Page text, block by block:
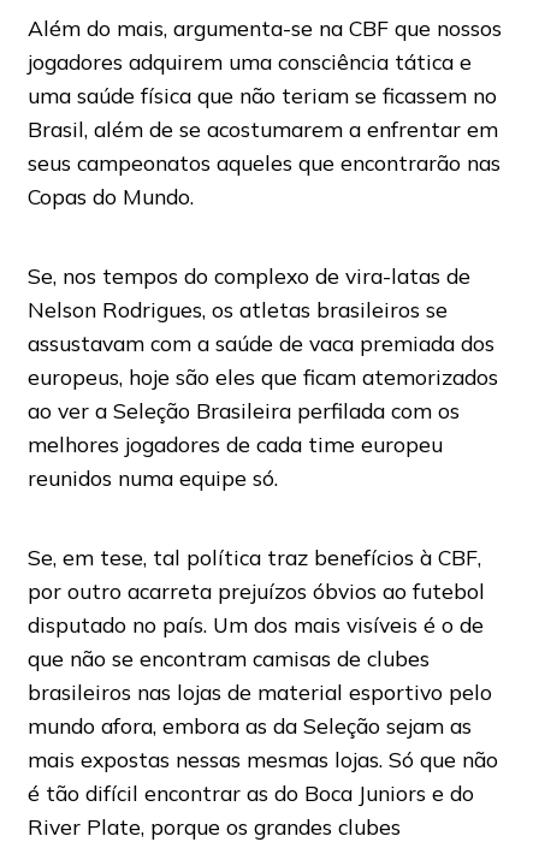
Além do mais, argumenta-se na CBF que nossos
jogadores adquirem uma consciência tática e
uma saúde física que não teriam se ficassem no
Brasil, além de se acostumarem a enfrentar em
seus campeonatos aqueles que encontrarão nas
Copas do Mundo.
Se, nos tempos do complexo de vira-latas de
Nelson Rodrigues, os atletas brasileiros se
assustavam com a saúde de vaca premiada dos
europeus, hoje são eles que ficam atemorizados
ao ver a Seleção Brasileira perfilada com os
melhores jogadores de cada time europeu
reunidos numa equipe só.
Se, em tese, tal política traz benefícios à CBF,
por outro acarreta prejuízos óbvios ao futebol
disputado no país. Um dos mais visíveis é o de
que não se encontram camisas de clubes
brasileiros nas lojas de material esportivo pelo
mundo afora, embora as da Seleção sejam as
mais expostas nessas mesmas lojas. Só que não
é tão difícil encontrar as do Boca Juniors e do
River Plate, porque os grandes clubes